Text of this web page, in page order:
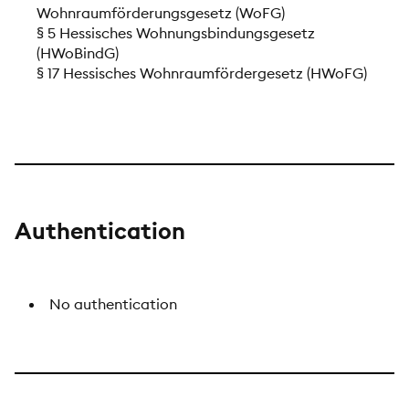
Wohnraumförderungsgesetz (WoFG)
§ 5 Hessisches Wohnungsbindungsgesetz
(HWoBindG)
§ 17 Hessisches Wohnraumfördergesetz (HWoFG)
Authentication
No authentication